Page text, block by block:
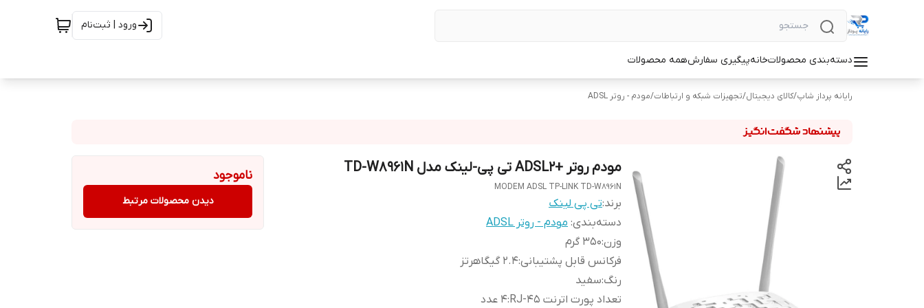
ورود | ثبت‌نام
دسته‌بندی محصولاتخانهپیگیری سفارشهمه محصولات
رایانه پرداز شاپ/کالای دیجیتال/تجهیزات شبکه و ارتباطات/مودم - روتر ADSL
مودم روتر +ADSL2 تی پی-لینک مدل TD-W8961N
MODEM ADSL TP-LINK TD-W8961N
برند:تی پی لینک
دسته‌بندی: مودم - روتر ADSL
وزن:350 گرم
فرکانس قابل پشتیبانی:2.4 گیگاهرتز
رنگ:سفید
تعداد پورت اترنت RJ-45
:4 عدد
ناموجود
دیدن محصولات مرتبط